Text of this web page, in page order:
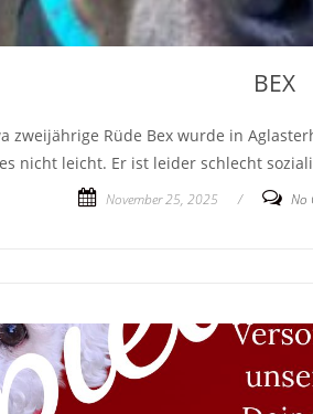
BEX
zweijährige Rüde Bex wurde in
nicht leicht. Er ist leider schlecht
November 25, 2025 / No